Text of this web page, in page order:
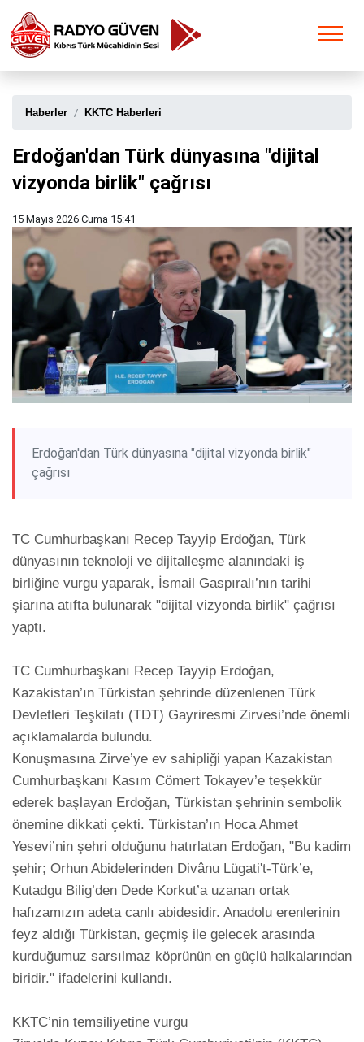
Haberler KKTC Haberleri
Erdoğan'dan Türk dünyasına "dijital
vizyonda birlik" çağrısı
15 Mayıs 2026 Cuma 15:41
Erdoğan'dan Türk dünyasına "dijital vizyonda birlik"
çağrısı
TC Cumhurbaşkanı Recep Tayyip Erdoğan, Türk
dünyasının teknoloji ve dijitalleşme alanındaki iş
birliğine vurgu yaparak, İsmail Gaspıralı’nın tarihi
şiarına atıfta bulunarak "dijital vizyonda birlik" çağrısı
yaptı.
TC Cumhurbaşkanı Recep Tayyip Erdoğan,
Kazakistan’ın Türkistan şehrinde düzenlenen Türk
Devletleri Teşkilatı (TDT) Gayriresmi Zirvesi’nde önemli
açıklamalarda bulundu.
Konuşmasına Zirve’ye ev sahipliği yapan Kazakistan
Cumhurbaşkanı Kasım Cömert Tokayev’e teşekkür
ederek başlayan Erdoğan, Türkistan şehrinin sembolik
önemine dikkati çekti. Türkistan’ın Hoca Ahmet
Yesevi’nin şehri olduğunu hatırlatan Erdoğan, "Bu kadim
şehir; Orhun Abidelerinden Divânu Lügati't-Türk’e,
Kutadgu Bilig’den Dede Korkut’a uzanan ortak
hafızamızın adeta canlı abidesidir. Anadolu erenlerinin
feyz aldığı Türkistan, geçmiş ile gelecek arasında
kurduğumuz sarsılmaz köprünün en güçlü halkalarından
biridir." ifadelerini kullandı.
KKTC’nin temsiliyetine vurgu